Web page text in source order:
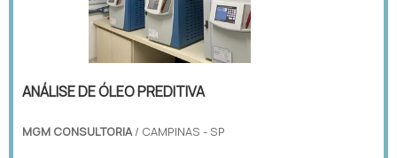
ANÁLISE DE ÓLEO PREDITIVA
MGM CONSULTORIA/ CAMPINAS - SP